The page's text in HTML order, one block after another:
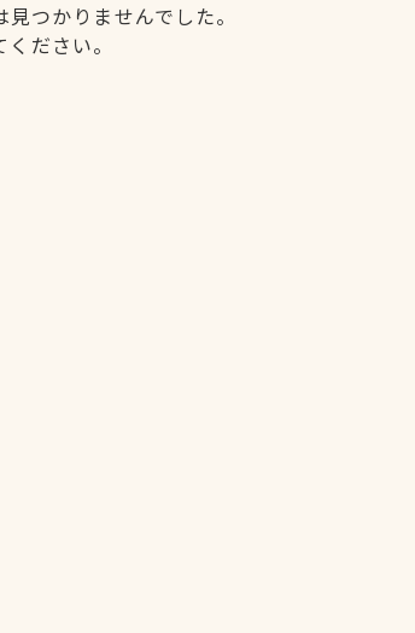
つかりませんでした。
ださい。